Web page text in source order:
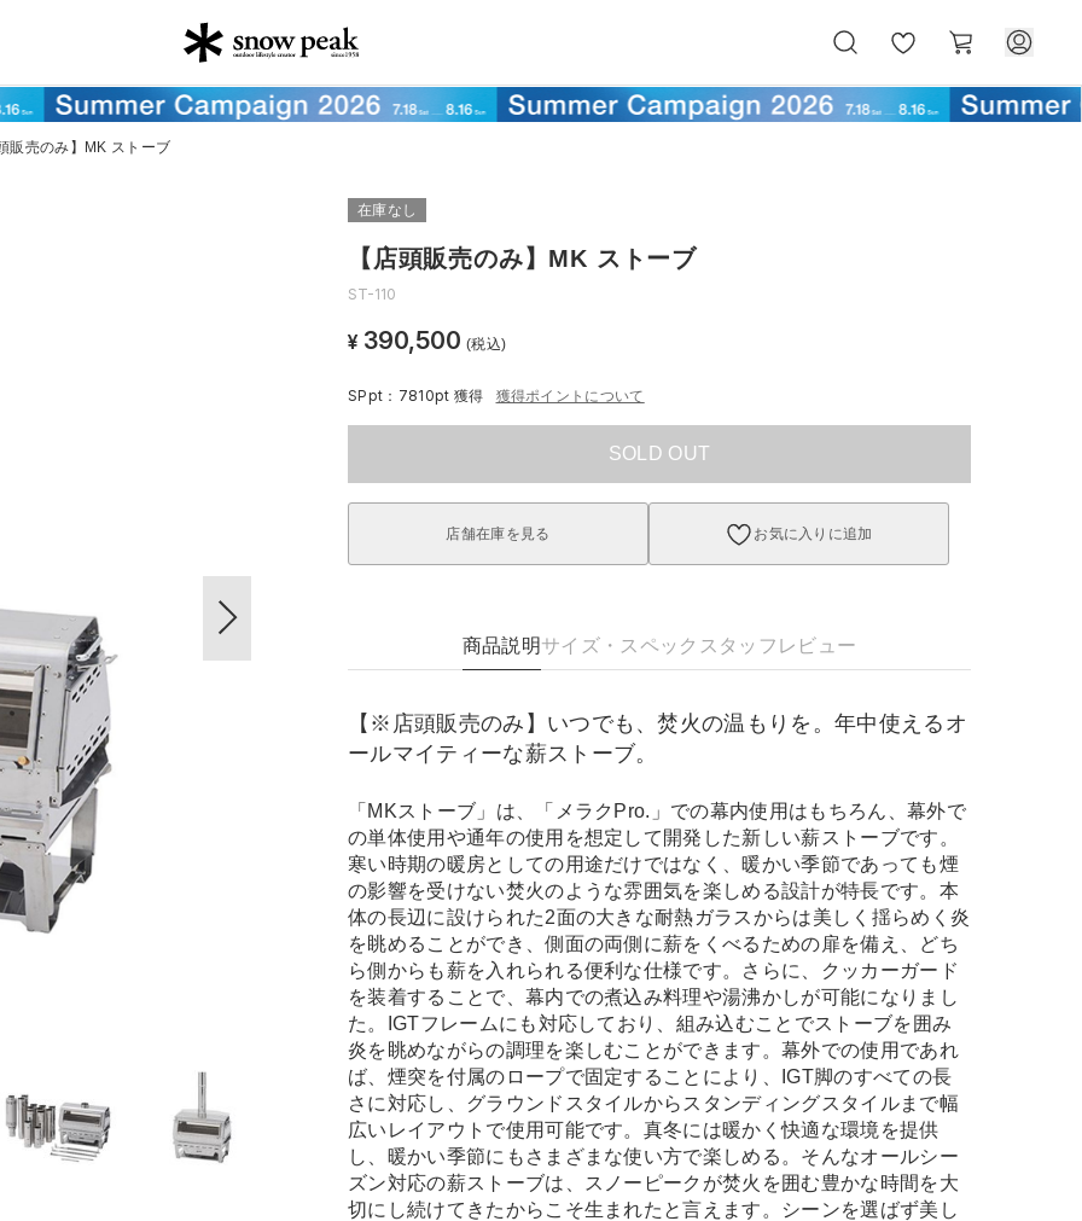
気
に
ー
ト
販売のみ】MK ストーブ
在庫なし
【店頭販売のみ】MK ストーブ
ST-110
¥ 390,500 (税込)
SPpt：7810pt 獲得 獲得ポイントについて
SOLD OUT
店舗在庫を見る お気に入りに追加
商品説明サイズ・スペック スタッフレビュー
【※店頭販売のみ】いつでも、焚火の温もりを。年中使えるオ
ールマイティーな薪ストーブ。
「MKストーブ」は、「メラクPro.」での幕内使用はもちろん、幕外で
の単体使用や通年の使用を想定して開発した新しい薪ストーブです。
寒い時期の暖房としての用途だけではなく、暖かい季節であっても煙
の影響を受けない焚火のような雰囲気を楽しめる設計が特長です。本
体の長辺に設けられた2面の大きな耐熱ガラスからは美しく揺らめく炎
を眺めることができ、側面の両側に薪をくべるための扉を備え、どち
ら側からも薪を入れられる便利な仕様です。さらに、クッカーガード
を装着することで、幕内での煮込み料理や湯沸かしが可能になりまし
た。IGTフレームにも対応しており、組み込むことでストーブを囲み
炎を眺めながらの調理を楽しむことができます。幕外での使用であれ
ば、煙突を付属のロープで固定することにより、IGT脚のすべての長
さに対応し、グラウンドスタイルからスタンディングスタイルまで幅
広いレイアウトで使用可能です。真冬には暖かく快適な環境を提供
し、暖かい季節にもさまざまな使い方で楽しめる。そんなオールシー
ズン対応の薪ストーブは、スノーピークが焚火を囲む豊かな時間を大
切にし続けてきたからこそ生まれたと言えます。シーンを選ばず美し